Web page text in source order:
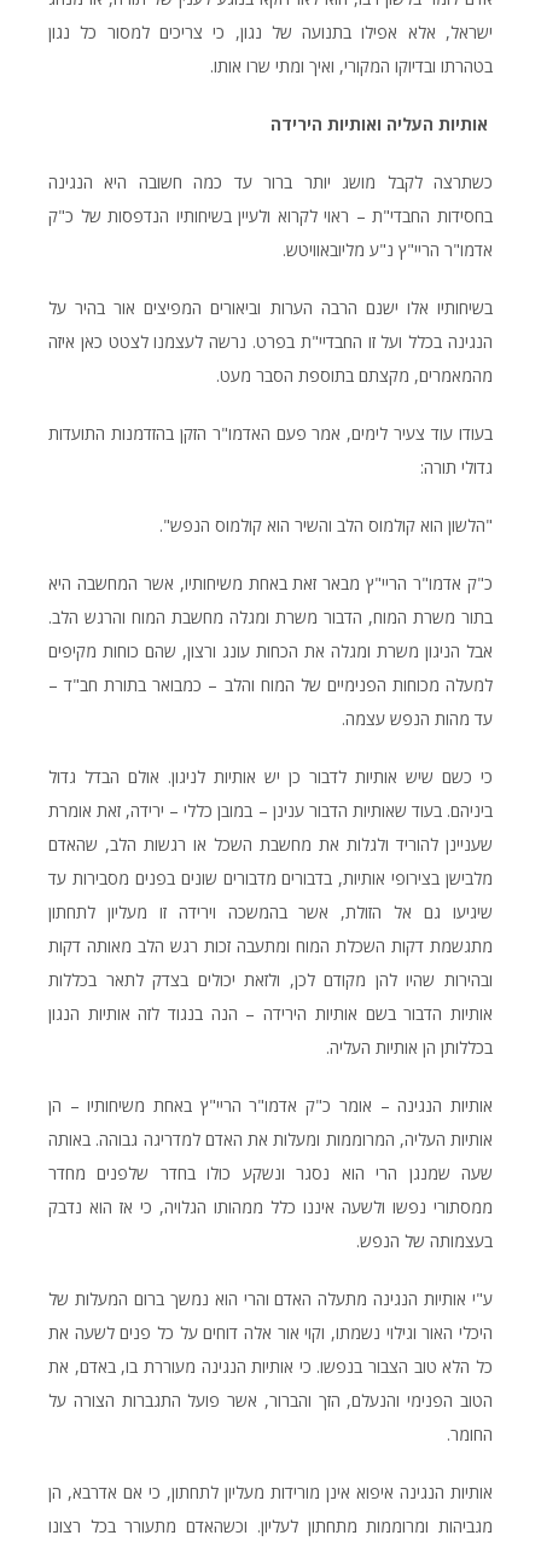
ישראל, אלא אפילו בתנועה של נגון, כי צריכים למסור כל נגון
בטהרתו ובדיוקו המקורי, ואיך ומתי שרו אותו.
אותיות העליה ואותיות הירידה
כשתרצה לקבל מושג יותר ברור עד כמה חשובה היא הנגינה
בחסידות החבדי"ת – ראוי לקרוא ולעיין בשיחותיו הנדפסות של כ"ק
אדמו"ר הריי"ץ נ"ע מליובאוויטש.
בשיחותיו אלו ישנם הרבה הערות וביאורים המפיצים אור בהיר על
הנגינה בכלל ועל זו החבדיי"ת בפרט. נרשה לעצמנו לצטט כאן איזה
מהמאמרים, מקצתם בתוספת הסבר מעט.
בעודו עוד צעיר לימים, אמר פעם האדמו"ר הזקן בהזדמנות התועדות
גדולי תורה:
"הלשון הוא קולמוס הלב והשיר הוא קולמוס הנפש".
כ"ק אדמו"ר הריי"ץ מבאר זאת באחת משיחותיו, אשר המחשבה היא
בתור משרת המוח, הדבור משרת ומגלה מחשבת המוח והרגש הלב.
אבל הניגון משרת ומגלה את הכחות עונג ורצון, שהם כוחות מקיפים
למעלה מכוחות הפנימיים של המוח והלב – כמבואר בתורת חב"ד –
עד מהות הנפש עצמה.
כי כשם שיש אותיות לדבור כן יש אותיות לניגון. אולם הבדל גדול
ביניהם. בעוד שאותיות הדבור ענינן – במובן כללי – ירידה, זאת אומרת
שעניינן להוריד ולגלות את מחשבת השכל או רגשות הלב, שהאדם
מלבישן בצירופי אותיות, בדבורים מדבורים שונים בפנים מסבירות עד
שיגיעו גם אל הזולת, אשר בהמשכה וירידה זו מעליון לתחתון
מתגשמת דקות השכלת המוח ומתעבה זכות רגש הלב מאותה דקות
ובהירות שהיו להן מקודם לכן, ולזאת יכולים בצדק לתאר בכללות
אותיות הדבור בשם אותיות הירידה – הנה בנגוד לזה אותיות הנגון
בכללותן הן אותיות העליה.
אותיות הנגינה – אומר כ"ק אדמו"ר הריי"ץ באחת משיחותיו – הן
אותיות העליה, המרוממות ומעלות את האדם למדריגה גבוהה. באותה
שעה שמנגן הרי הוא נסגר ונשקע כולו בחדר שלפנים מחדר
ממסתורי נפשו ולשעה איננו כלל ממהותו הגלויה, כי אז הוא נדבק
בעצמותה של הנפש.
ע"י אותיות הנגינה מתעלה האדם והרי הוא נמשך ברום המעלות של
היכלי האור וגילוי נשמתו, וקוי אור אלה דוחים על כל פנים לשעה את
כל הלא טוב הצבור בנפשו. כי אותיות הנגינה מעוררת בו, באדם, את
הטוב הפנימי והנעלם, הזך והברור, אשר פועל התגברות הצורה על
החומר.
אותיות הנגינה איפוא אינן מורידות מעליון לתחתון, כי אם אדרבא, הן
מגביהות ומרוממות מתחתון לעליון. וכשהאדם מתעורר בכל רצונו